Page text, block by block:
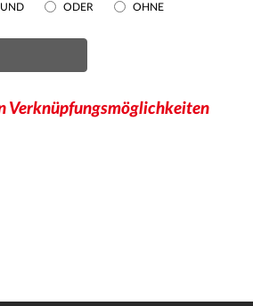
UND ODER OHNE
Verknüpfungsmöglichkeiten